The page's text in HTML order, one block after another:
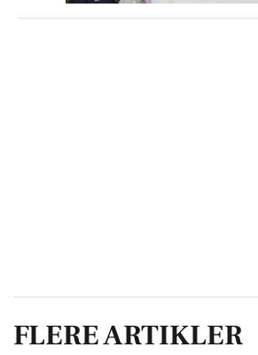
FLERE ARTIKLER